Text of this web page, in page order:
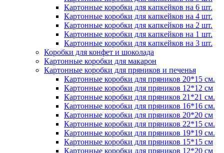
Картонные коробки для капкейков на 6 шт.
Картонные коробки для капкейков на 4 шт.
Картонные коробки для капкейков на 2 шт.
Картонные коробки для капкейков на 1 шт.
Картонные коробки для капкейков на 3 шт.
Коробки для конфет и шоколада
Картонные коробки для макарон
Картонные коробки для пряников и печенья
Картонные коробки для пряников 20*15 см.
Картонные коробки для пряников 12*12 см
Картонные коробки для пряников 21*21 см.
Картонные коробки для пряников 16*16 см.
Картонные коробки для пряников 20*20 см
Картонные коробки для пряников 22*15 см.
Картонные коробки для пряников 19*19 см.
Картонные коробки для пряников 15*15 см
Картонные коробки для пряников 12*20 см